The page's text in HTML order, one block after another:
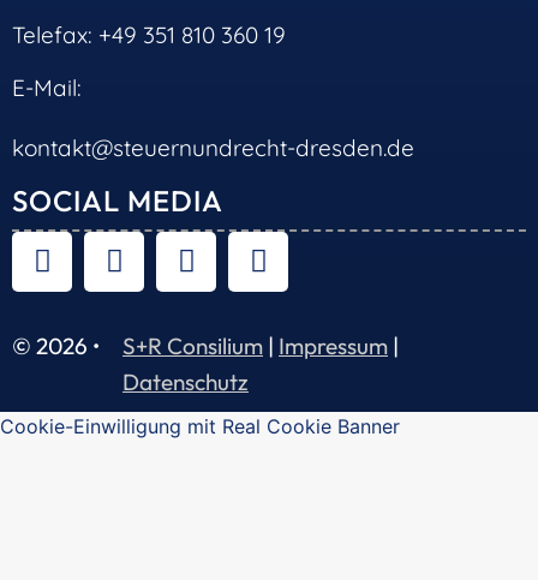
Telefax: +49 351 810 360 19
E-Mail:
kontakt@steuernundrecht-dresden.de
SOCIAL MEDIA
© 2026 • S+R Consilium | Impressum |
Datenschutz
Cookie-Einwilligung mit Real Cookie Banner